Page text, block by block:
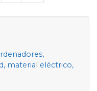
material eléctrico,